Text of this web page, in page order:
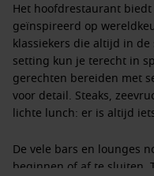
Het hoofdrestaurant biedt
geïnspireerd op
klassiekers die altijd in
setting kun je terecht in
gerechten bereiden met
voor detail. Steaks,
lichte lunch: er is altijd
De vele bars en lounges
beginnen of af te sluiten.